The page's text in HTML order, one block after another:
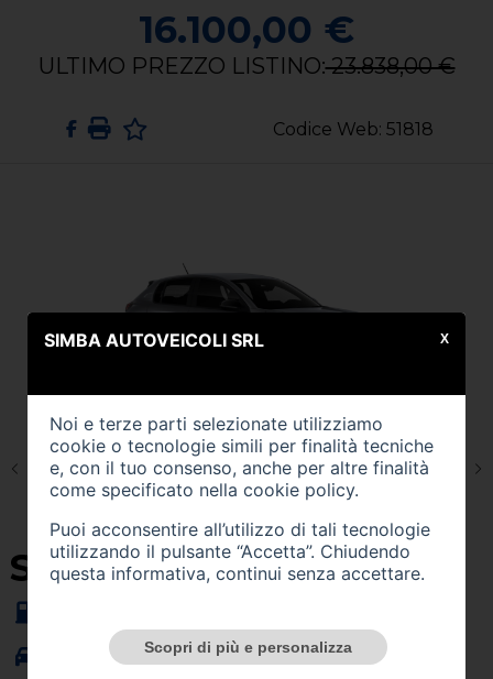
Codice Web: 51818
16.100,00 €
ULTIMO PREZZO LISTINO:23.838,00 €
SU QUEST'AUTO
Carrozzeria -berlina
SIMBA AUTOVEICOLI SRL
Noi e terze parti selezionate utilizziamo
cookie o tecnologie simili per finalità tecniche
e, con il tuo consenso, anche per altre finalità
come specificato nella cookie policy.
Puoi acconsentire all’utilizzo di tali tecnologie
utilizzando il pulsante “Accetta”. Chiudendo
questa informativa, continui senza accettare.
Scopri di più e personalizza
X